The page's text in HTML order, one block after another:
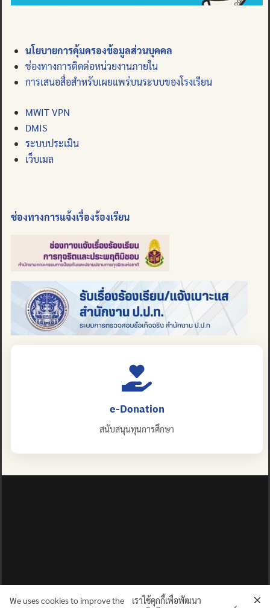
นโยบายการคุ้มครองข้อมูลส่วนบุคคล
ช่องทางการติดต่อหน่วยงานภายใน
การเสนอสื่อสำหรับเผยแพร่บนระบบของโรงเรียน
MWIT VPN
DMIS
ระบบประเมิน
เว็บเมล
ช่องทางการแจ้งเรื่องร้องเรียน
e-Donation
สนับสนุนทุนการศึกษา
We uses cookies to improve the
เราใช้คุกกี้เพื่อพัฒนา